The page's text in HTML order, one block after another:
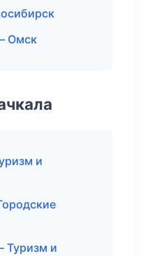
Омск
и
Туризм и